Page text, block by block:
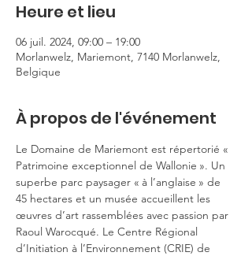
Heure et lieu
06 juil. 2024, 09:00 – 19:00
Morlanwelz, Mariemont, 7140 Morlanwelz,
Belgique
À propos de l'événement
Le Domaine de Mariemont est répertorié «
Patrimoine exceptionnel de Wallonie ». Un
superbe parc paysager « à l’anglaise » de
45 hectares et un musée accueillent les
œuvres d’art rassemblées avec passion par
Raoul Warocqué. Le Centre Régional
d’Initiation à l’Environnement (CRIE) de